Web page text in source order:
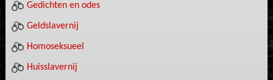
Gedichten en odes
Geldslavernij
Homoseksueel
Huisslavernij